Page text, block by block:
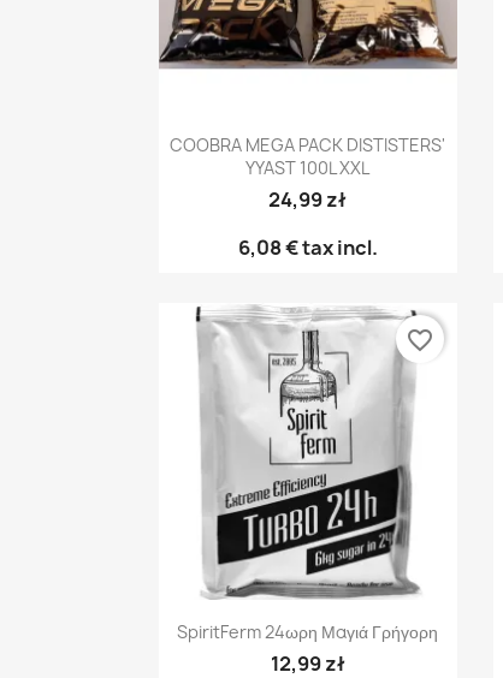
 Γρήγορη προβολή
COOBRA MEGA PACK DISTISTERS'
YYAST 100L XXL
24,99 zł
6,08 €tax incl.
Γρήγορη προβολή
SpiritFerm 24ωρη Μαγιά Γρήγορη
12,99 zł
favorite_border